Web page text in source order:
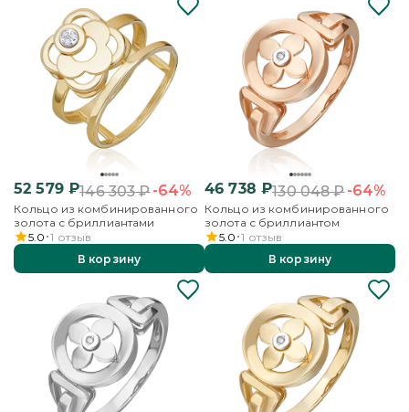
52 579₽146 303₽-64%
Кольцо из комбинированного
золота с бриллиантами
5.0 1 отзыв
В корзину
46 738 ₽130 048₽-64%
Кольцо из комбинированного
золота с бриллиантом
5.0 1 отзыв
В корзину